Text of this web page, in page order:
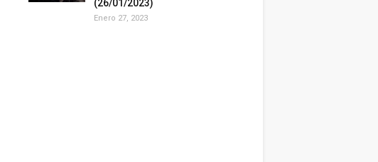
(26/01/2023)
Enero 27, 2023